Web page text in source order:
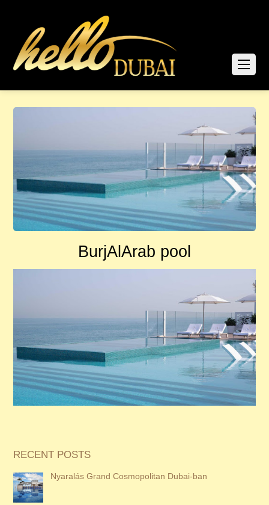
BurjAlArab pool
RECENT POSTS
Nyaralás Grand Cosmopolitan Dubai-ban